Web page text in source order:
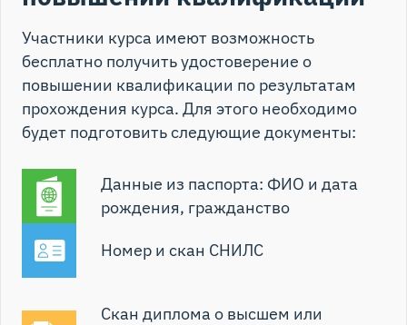
Участники курса имеют возможность
бесплатно получить удостоверение о
повышении квалификации по результатам
прохождения курса. Для этого необходимо
будет подготовить следующие документы:
Данные из паспорта: ФИО и дата
рождения, гражданство
Номер и скан СНИЛС
Скан диплома о высшем или